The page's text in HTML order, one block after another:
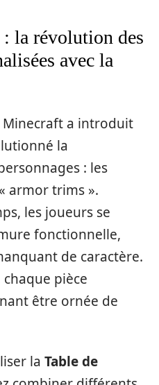
la révolution des
avec la
Minecraft a introduit
la
: les
armor trims ».
les joueurs se
fonctionnelle,
de caractère.
pièce
être ornée de
la Table de